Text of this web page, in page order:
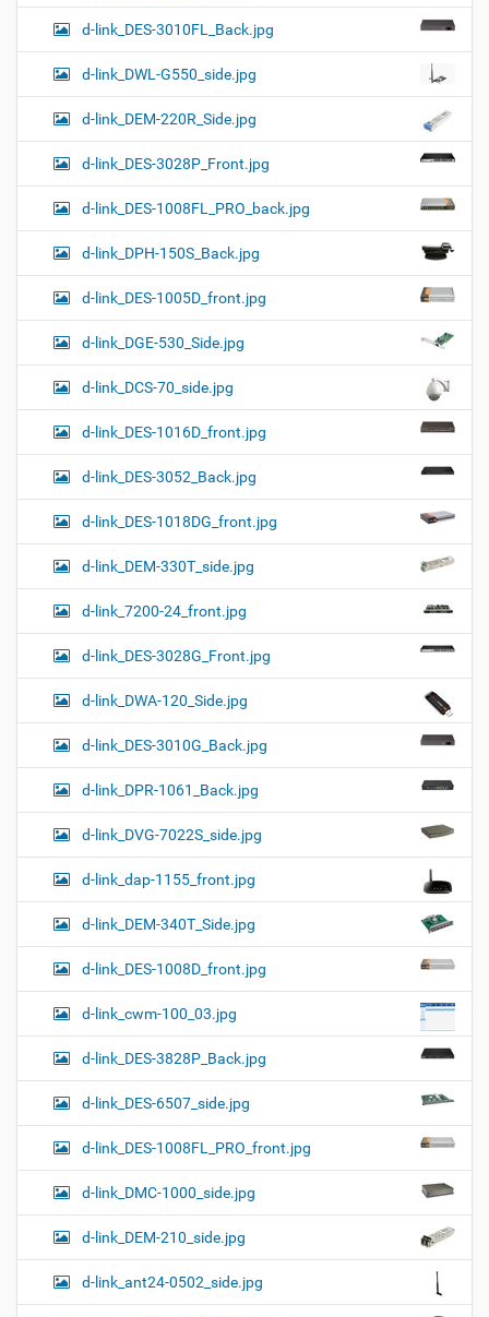
d-link_DES-3010FL_Back.jpg
d-link_DWL-G550_side.jpg
d-link_DEM-220R_Side.jpg
d-link_DES-3028P_Front.jpg
d-link_DES-1008FL_PRO_back.jpg
d-link_DPH-150S_Back.jpg
d-link_DES-1005D_front.jpg
d-link_DGE-530_Side.jpg
d-link_DCS-70_side.jpg
d-link_DES-1016D_front.jpg
d-link_DES-3052_Back.jpg
d-link_DES-1018DG_front.jpg
d-link_DEM-330T_side.jpg
d-link_7200-24_front.jpg
d-link_DES-3028G_Front.jpg
d-link_DWA-120_Side.jpg
d-link_DES-3010G_Back.jpg
d-link_DPR-1061_Back.jpg
d-link_DVG-7022S_side.jpg
d-link_dap-1155_front.jpg
d-link_DEM-340T_Side.jpg
d-link_DES-1008D_front.jpg
d-link_cwm-100_03.jpg
d-link_DES-3828P_Back.jpg
d-link_DES-6507_side.jpg
d-link_DES-1008FL_PRO_front.jpg
d-link_DMC-1000_side.jpg
d-link_DEM-210_side.jpg
d-link_ant24-0502_side.jpg